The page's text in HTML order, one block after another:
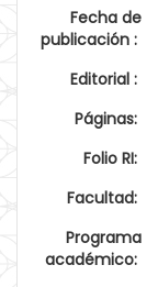
Fecha de
publicación :
Editorial :
Páginas:
Folio RI:
Facultad:
Programa
académico: